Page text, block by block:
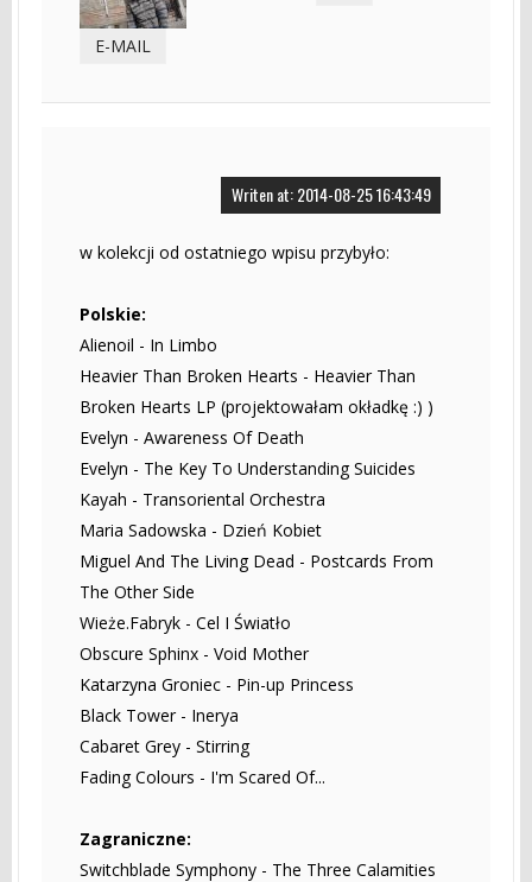
E-MAIL
Writen at: 2014-08-25 16:43:49
w kolekcji od ostatniego wpisu przybyło:
Polskie:
Alienoil - In Limbo
Heavier Than Broken Hearts - Heavier Than
Broken Hearts LP (projektowałam okładkę :) )
Evelyn - Awareness Of Death
Evelyn - The Key To Understanding Suicides
Kayah - Transoriental Orchestra
Maria Sadowska - Dzień Kobiet
Miguel And The Living Dead - Postcards From
The Other Side
Wieże.Fabryk - Cel I Światło
Obscure Sphinx - Void Mother
Katarzyna Groniec - Pin-up Princess
Black Tower - Inerya
Cabaret Grey - Stirring
Fading Colours - I'm Scared Of...
Zagraniczne:
Switchblade Symphony - The Three Calamities